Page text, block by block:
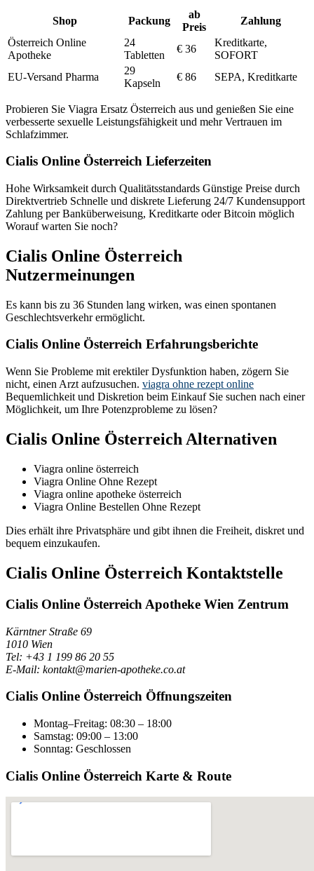
Shop Packung
ab
Preis
Zahlung
Österreich Online
Apotheke
24
Tabletten
€ 36
Kreditkarte,
SOFORT
EU-Versand Pharma
29
Kapseln
€ 86 SEPA, Kreditkarte
Probieren Sie Viagra Ersatz Österreich aus und genießen Sie eine
verbesserte sexuelle Leistungsfähigkeit und mehr Vertrauen im
Schlafzimmer.
Cialis Online Österreich Lieferzeiten
Hohe Wirksamkeit durch Qualitätsstandards Günstige Preise durch
Direktvertrieb Schnelle und diskrete Lieferung 24/7 Kundensupport
Zahlung per Banküberweisung, Kreditkarte oder Bitcoin möglich
Worauf warten Sie noch?
Cialis Online Österreich
Nutzermeinungen
Es kann bis zu 36 Stunden lang wirken, was einen spontanen
Geschlechtsverkehr ermöglicht.
Cialis Online Österreich Erfahrungsberichte
Wenn Sie Probleme mit erektiler Dysfunktion haben, zögern Sie
nicht, einen Arzt aufzusuchen. viagra ohne rezept online
Bequemlichkeit und Diskretion beim Einkauf Sie suchen nach einer
Möglichkeit, um Ihre Potenzprobleme zu lösen?
Cialis Online Österreich Alternativen
Viagra online österreich
Viagra Online Ohne Rezept
Viagra online apotheke österreich
Viagra Online Bestellen Ohne Rezept
Dies erhält ihre Privatsphäre und gibt ihnen die Freiheit, diskret und
bequem einzukaufen.
Cialis Online Österreich Kontaktstelle
Cialis Online Österreich Apotheke Wien Zentrum
Kärntner Straße 69
1010 Wien
Tel: +43 1 199 86 20 55
E-Mail: kontakt@marien-apotheke.co.at
Cialis Online Österreich Öffnungszeiten
Montag–Freitag: 08:30 – 18:00
Samstag: 09:00 – 13:00
Sonntag: Geschlossen
Cialis Online Österreich Karte & Route